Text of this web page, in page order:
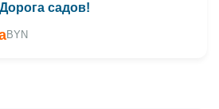
садов!
BYN